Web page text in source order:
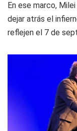
En ese marco,
dejar atrás el
reflejen el 7 de